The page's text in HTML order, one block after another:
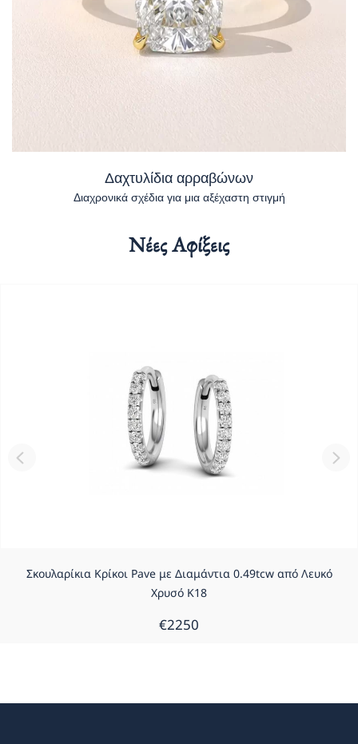
Δαχτυλίδια αρραβώνων
Διαχρονικά σχέδια για μια αξέχαστη στιγμή
Νέες Αφίξεις
Σκουλαρίκια Κρίκοι Pave με Διαμάντια 0.49tcw από Λευκό
Χρυσό Κ18
€2250